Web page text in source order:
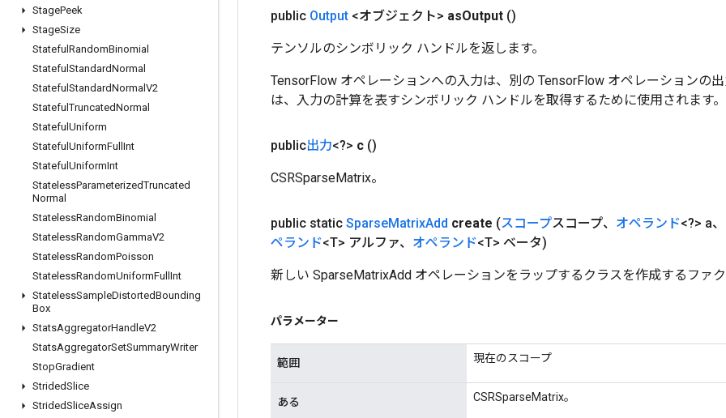
StagePeek
StageSize
Stateful RandomBinomial
Stateful StandardNormal
Stateful StandardNormal V2
StatefulTruncatedNormal
Stateful Uniform
Stateful UniformFull Int
Stateful UniformInt
StatelessParameterizedTruncated
Normal
StatelessRandomBinomial
StatelessRandomGammaV2
StatelessRandomPoisson
StatelessRandomUniformFull Int
StatelessSampleDistortedBounding
Box
StatsAggregatorHandleV2
StatsAggregatorSetSummaryWriter
StopGradient
StridedSlice
StridedSliceAssign
public Output <オブジェクト> asOutput ()
テンソルのシンボリック ハンドルを返します。
TensorFlow オペレーションへの入力は、別の TensorFlow オペレーションの
は、入力の計算を表すシンボリック ハンドルを取得するために使用されます。
public出力<?> c ()
CSRSparseMatrix。
public static SparseMatrixAdd create (スコープスコープ、 オペランド<?> a、
ペランド<T> アルファ、 オペランド<T> ベータ)
新しい SparseMatrixAdd オペレーションをラップするクラスを作成するファク
パラメーター
範囲 現在のスコープ
ある CSRSparseMatrix。